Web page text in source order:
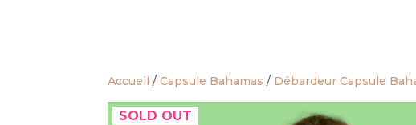
Accueil /Capsule Bahamas / Débardeur Capsule
SOLD OUT